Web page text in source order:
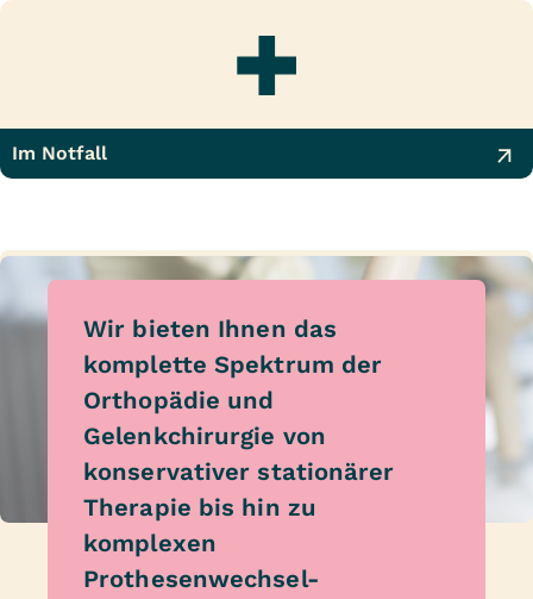
Im Notfall
Wir bieten Ihnen das
komplette Spektrum der
Orthopädie und
Gelenkchirurgie von
konservativer stationärer
Therapie bis hin zu
komplexen
Prothesenwechsel-